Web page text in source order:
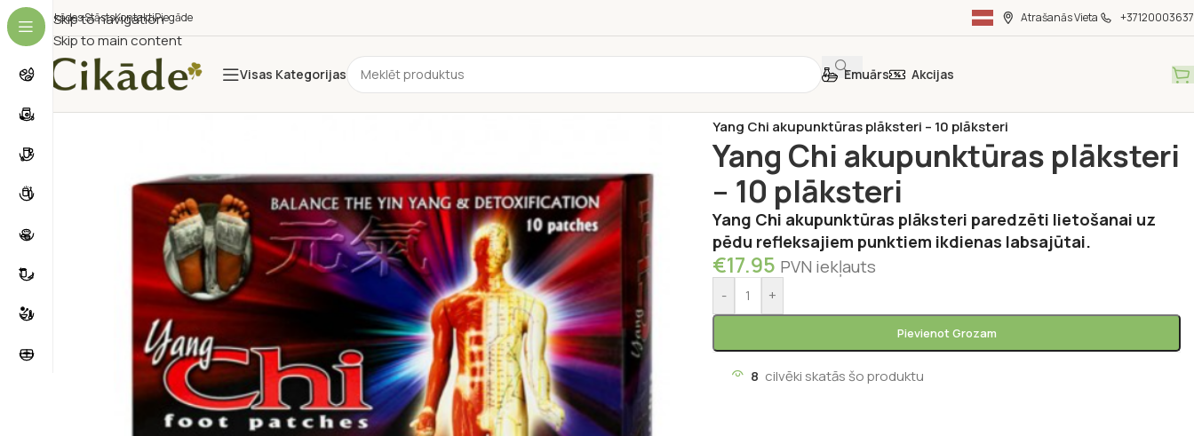
Skip to navigation
Skip to main content
Cikādes StāstsKontaktiPiegāde Atrašanās Vieta +37120003637
Visas Kategorijas Emuārs Akcijas
Yang Chi akupunktūras plāksteri – 10 plāksteri
Yang Chi akupunktūras plāksteri
– 10 plāksteri
Yang Chi akupunktūras plāksteri paredzēti lietošanai uz
pēdu refleksajiem punktiem ikdienas labsajūtai.
€17.95 PVN iekļauts
- +
Pievienot Grozam
8 cilvēki skatās šo produktu